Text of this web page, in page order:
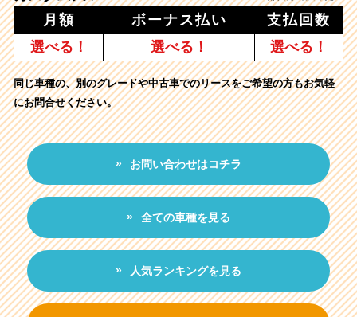
月額 ボーナス払い
支払回数
選べる！
選べる！ 選べる！
同じ車種の、別のグレードや中古車でのリースをご希望の方もお気軽
にお問合せください。
お問い合わせはコチラ
全ての車種を見る
人気ランキングを見る